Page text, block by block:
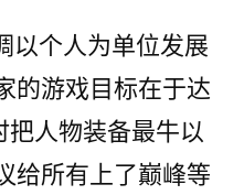
以个人为单位发展
的游戏目标在于达
人物装备最牛以
给所有上了巅峰等